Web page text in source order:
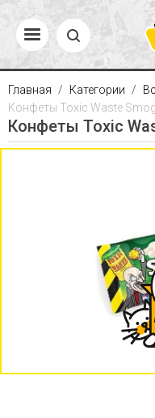
Главная Категории
Конфеты Toxic Waste
Конфеты Toxic